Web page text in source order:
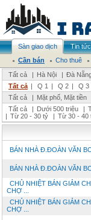
Sàn giao dịch Tin tức
Cần bán
Cho thuê
Tất cả
| Hà Nội | Đà
Tất cả | Q 1 | Q 2 | Q 3
Tất cả
| Mặt phố, Mặt tiền
Tất cả
| Dưới 500 triệu |
| Từ 20 - 30 tỷ | Từ 30 - 40
BÁN NHÀ Đ.ĐOÀN VĂN
BÁN NHÀ Đ.ĐOÀN VĂN
CHỦ NHIỆT BÁN GIẢM
CHỢ ...
CHỦ NHIỆT BÁN GIẢM
CHỢ ...